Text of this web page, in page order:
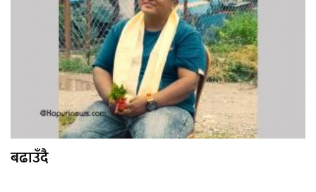
बढाउँदै